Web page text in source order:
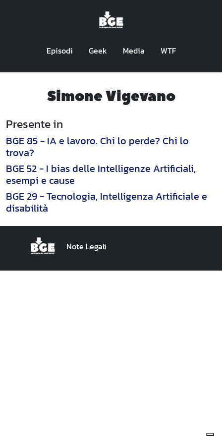
Episodi Geek Media WTF
Simone Vigevano
Presente in
BGE 85 - IA e lavoro. Chi lo perde? Chi lo
trova?
BGE 52 - I bias delle Intelligenze Artificiali,
esempi e cause
BGE 29 - Tecnologia, Intelligenza Artificiale e
disabilità
Note Legali